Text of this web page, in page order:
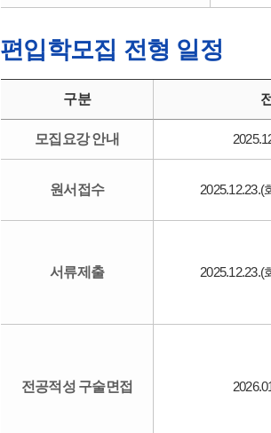
편입학모집 전형 일정
구분
모집요강 안내
원서접수 2025.12.23.(
서류제출 2025.12.23.(
전공적성 구술면접